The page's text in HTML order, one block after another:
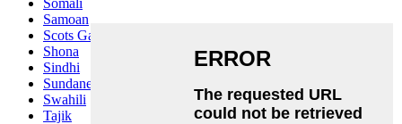
Somali
Samoan
Scots Gaelic
Shona
Sindhi
Sundanese
Swahili
Tajik